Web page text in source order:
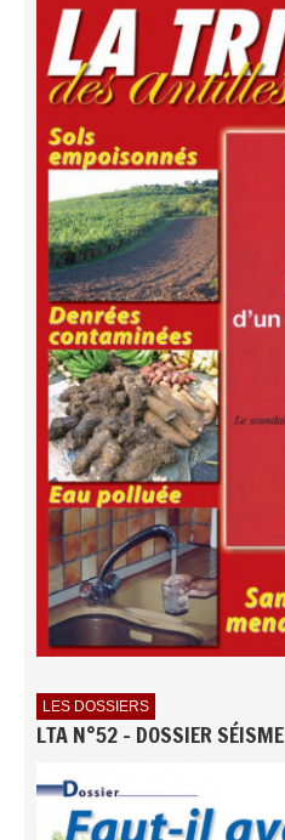
LES DOSSIERS
LTA N°52 - DOSSIER SÉISME